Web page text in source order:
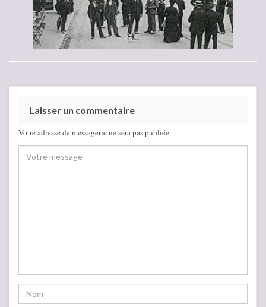
Laisser un commentaire
Votre adresse de messagerie ne sera pas publiée.